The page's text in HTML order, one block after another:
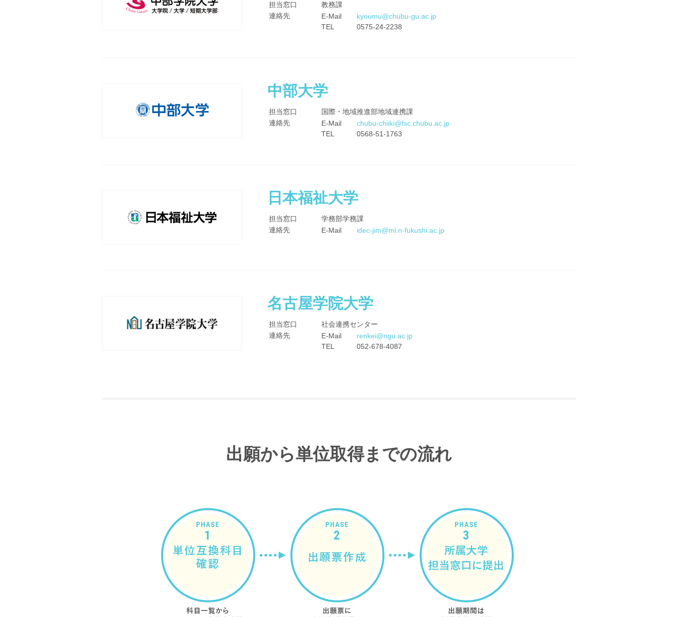
担当窓口
教務課
連絡先
E-Mail
kyoumu@chubu-gu.ac.jp
TEL
0575-24-2238
中部大学
担当窓口
国際・地域推進部地域連携課
連絡先
E-Mail
chubu-chiiki@fsc.chubu.ac.jp
TEL
0568-51-1763
日本福祉大学
担当窓口
学務部学務課
連絡先
E-Mail idec-jim@ml.n-fukushi.ac.jp
名古屋学院大学
担当窓口
社会連携センター
連絡先
E-Mail
renkei@ngu.ac.jp
TEL
052-678-4087
出願から単位取得までの流れ